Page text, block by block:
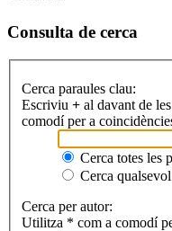
Consulta de cerca
Cerca paraules clau:
Escriviu + al davant de
comodí per a
Cerca totes les
Cerca
Cerca per autor:
Utilitza * com a comodí